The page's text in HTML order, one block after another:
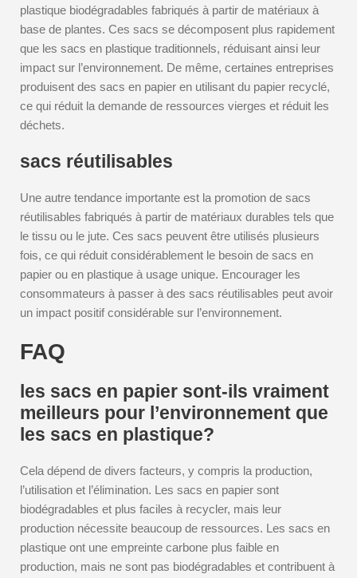
plastique biodégradables fabriqués à partir de matériaux à
base de plantes. Ces sacs se décomposent plus rapidement
que les sacs en plastique traditionnels, réduisant ainsi leur
impact sur l’environnement. De même, certaines entreprises
produisent des sacs en papier en utilisant du papier recyclé,
ce qui réduit la demande de ressources vierges et réduit les
déchets.
sacs réutilisables
Une autre tendance importante est la promotion de sacs
réutilisables fabriqués à partir de matériaux durables tels que
le tissu ou le jute. Ces sacs peuvent être utilisés plusieurs
fois, ce qui réduit considérablement le besoin de sacs en
papier ou en plastique à usage unique. Encourager les
consommateurs à passer à des sacs réutilisables peut avoir
un impact positif considérable sur l’environnement.
FAQ
les sacs en papier sont-ils vraiment
meilleurs pour l’environnement que
les sacs en plastique?
Cela dépend de divers facteurs, y compris la production,
l’utilisation et l’élimination. Les sacs en papier sont
biodégradables et plus faciles à recycler, mais leur
production nécessite beaucoup de ressources. Les sacs en
plastique ont une empreinte carbone plus faible en
production, mais ne sont pas biodégradables et contribuent à